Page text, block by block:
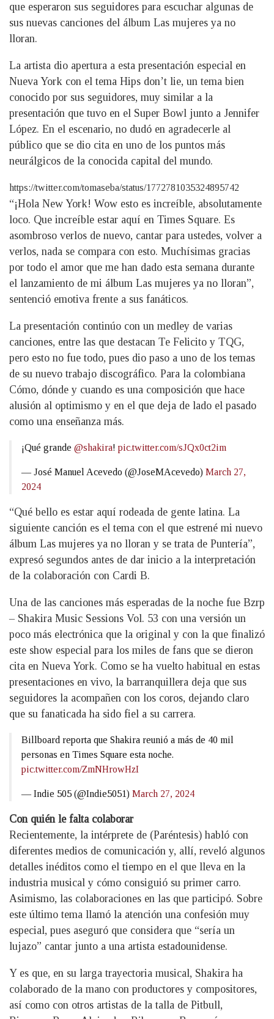
que esperaron sus seguidores para escuchar algunas de
sus nuevas canciones del álbum Las mujeres ya no
lloran.
La artista dio apertura a esta presentación especial en
Nueva York con el tema Hips don’t lie, un tema bien
conocido por sus seguidores, muy similar a la
presentación que tuvo en el Super Bowl junto a Jennifer
López. En el escenario, no dudó en agradecerle al
público que se dio cita en uno de los puntos más
neurálgicos de la conocida capital del mundo.
https://twitter.com/tomaseba/status/1772781035324895742
“¡Hola New York! Wow esto es increíble, absolutamente
loco. Que increíble estar aquí en Times Square. Es
asombroso verlos de nuevo, cantar para ustedes, volver a
verlos, nada se compara con esto. Muchísimas gracias
por todo el amor que me han dado esta semana durante
el lanzamiento de mi álbum Las mujeres ya no lloran”,
sentenció emotiva frente a sus fanáticos.
La presentación continúo con un medley de varias
canciones, entre las que destacan Te Felicito y TQG,
pero esto no fue todo, pues dio paso a uno de los temas
de su nuevo trabajo discográfico. Para la colombiana
Cómo, dónde y cuando es una composición que hace
alusión al optimismo y en el que deja de lado el pasado
como una enseñanza más.
¡Qué grande @shakira! pic.twitter.com/sJQx0ct2im
— José Manuel Acevedo (@JoseMAcevedo) March 27,
2024
“Qué bello es estar aquí rodeada de gente latina. La
siguiente canción es el tema con el que estrené mi nuevo
álbum Las mujeres ya no lloran y se trata de Puntería”,
expresó segundos antes de dar inicio a la interpretación
de la colaboración con Cardi B.
Una de las canciones más esperadas de la noche fue Bzrp
– Shakira Music Sessions Vol. 53 con una versión un
poco más electrónica que la original y con la que finalizó
este show especial para los miles de fans que se dieron
cita en Nueva York. Como se ha vuelto habitual en estas
presentaciones en vivo, la barranquillera deja que sus
seguidores la acompañen con los coros, dejando claro
que su fanaticada ha sido fiel a su carrera.
Billboard reporta que Shakira reunió a más de 40 mil
personas en Times Square esta noche.
pic.twitter.com/ZmNHrowHzI
— Indie 505 (@Indie5051) March 27, 2024
Con quién le falta colaborar
Recientemente, la intérprete de (Paréntesis) habló con
diferentes medios de comunicación y, allí, reveló algunos
detalles inéditos como el tiempo en el que lleva en la
industria musical y cómo consiguió su primer carro.
Asimismo, las colaboraciones en las que participó. Sobre
este último tema llamó la atención una confesión muy
especial, pues aseguró que considera que “sería un
lujazo” cantar junto a una artista estadounidense.
Y es que, en su larga trayectoria musical, Shakira ha
colaborado de la mano con productores y compositores,
así como con otros artistas de la talla de Pitbull,